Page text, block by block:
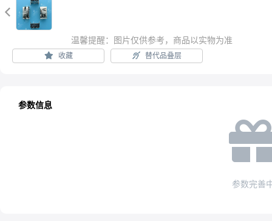

温馨提醒：图片仅供参考，商品以实物为准
收藏 替代品叠层
参数信息
参数完善